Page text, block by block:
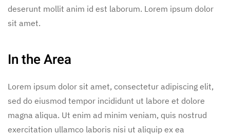
deserunt mollit anim id est laborum. Lorem ipsum dolor
sit amet.
In the Area
Lorem ipsum dolor sit amet, consectetur adipiscing elit,
sed do eiusmod tempor incididunt ut labore et dolore
magna aliqua. Ut enim ad minim veniam, quis nostrud
exercitation ullamco laboris nisi ut aliquip ex ea